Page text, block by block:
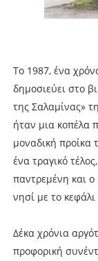
Το 1987, ένα
δημοσιεύει στο
της Σαλαμίνας»
ήταν μια κοπέλα
μοναδική προίκα
ένα τραγικό
παντρεμένη και
νησί με το
Δέκα χρόνια
προφορική